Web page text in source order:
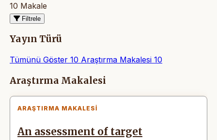
10 Makale
Filtrele
Yayın Türü
Tümünü Göster 10 Araştırma Makalesi 10
Makaleler
Araştırma Makalesi
ARAŞTIRMA MAKALESI
An assessment of target